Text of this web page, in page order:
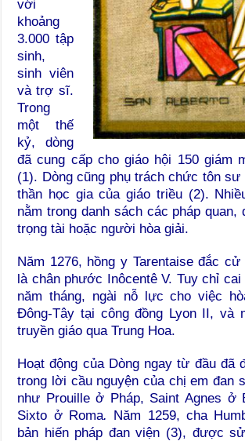
với
khoảng
3.000 tập
sinh,
sinh viên
và trợ sĩ.
Trong
một thế
kỷ, dòng
đã cung cấp cho giáo hội 150 giám
(1). Dòng cũng phụ trách chức tôn sư
thần học gia của giáo triều (2).
nằm trong danh sách các pháp
trọng tài hoặc người hòa giải.
Năm 1276, hồng y Tarentaise đắc cử
là chân phước Inôcentê V. Tuy chỉ
năm tháng, ngài nỗ lực cho việc
Đông-Tây tại công đồng Lyon II, và
truyền giáo qua Trung Hoa.
Hoạt động của Dòng ngay từ đầu đã
trong lời cầu nguyện của chị em đan
như Prouille ở Pháp, Saint Agnes ở
Sixto ở Roma. Năm 1259, cha
bản hiến pháp đan viện (3), được